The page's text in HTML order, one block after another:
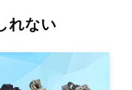
れない